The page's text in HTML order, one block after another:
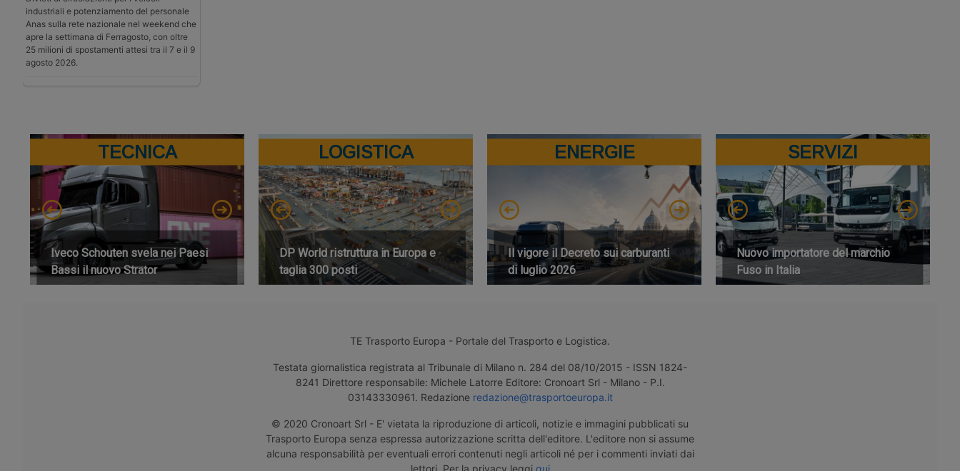
industriali e potenziamento del personale
Anas sulla rete nazionale nel weekend che
apre la settimana di Ferragosto, con oltre
25 milioni di spostamenti attesi tra il 7 e il 9
agosto 2026.
TECNICA
Iveco Schouten svela nei Paesi
Bassi il nuovo Strator
LOGISTICA
DP World ristruttura in Europa e
taglia 300 posti
ENERGIE
Il vigore il Decreto sui carburanti
di luglio 2026
SERVIZI
Nuovo importatore del marchio
Fuso in Italia
TE Trasporto Europa - Portale del Trasporto e Logistica.
Testata giornalistica registrata al Tribunale di Milano n. 284 del 08/10/2015 - ISSN 1824-
8241 Direttore responsabile: Michele Latorre Editore: Cronoart Srl - Milano - P.I.
03143330961. Redazione redazione@trasportoeuropa.it
© 2020 Cronoart Srl - E' vietata la riproduzione di articoli, notizie e immagini pubblicati su
Trasporto Europa senza espressa autorizzazione scritta dell'editore. L'editore non si assume
alcuna responsabilità per eventuali errori contenuti negli articoli né per i commenti inviati dai
lettori. Per la privacy leggi qui